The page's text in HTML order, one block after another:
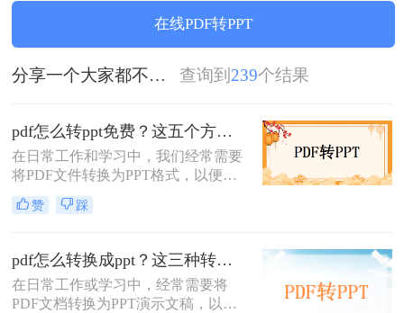
大家都不知道的pdf文件转ppt文档方法，无
需安装，高效办公。
在线PDF转PPT
分享一个大家都不知道的pdf文件转ppt文档方法 查询到 239个结果
pdf怎么转ppt免费？这五个方法请收好！方便又好用！
在日常工作和学习中，我们经常需要
将PDF文件转换为PPT格式，以便进
行演示或编辑。那么pdf怎么转ppt免
费呢？虽然市面上有许多付费的转换
转PPT方法，帮助你轻松实现文件格
式的转换。
赞 踩
pdf怎么转换成ppt？这三种转换方法分享给你!！
在日常工作或学习中，经常需要将
PDF文档转换为PPT演示文稿，以便